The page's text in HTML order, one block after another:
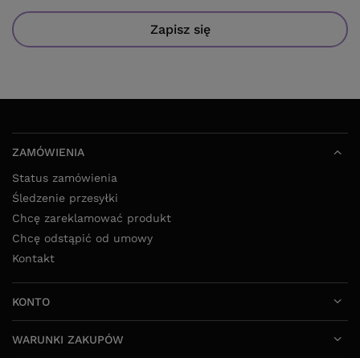
Zapisz się
ZAMÓWIENIA
Status zamówienia
Śledzenie przesyłki
Chcę zareklamować produkt
Chcę odstąpić od umowy
Kontakt
KONTO
WARUNKI ZAKUPÓW